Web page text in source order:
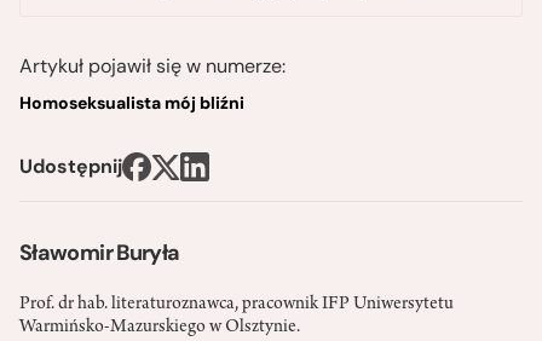
Sławomir Buryła
Prof. dr hab. literaturoznawca, pracownik IFP Uniwersytetu
Warmińsko-Mazurskiego w Olsztynie.
Artykuł pojawił się w numerze:
Homoseksualista mój bliźni
Udostępnij